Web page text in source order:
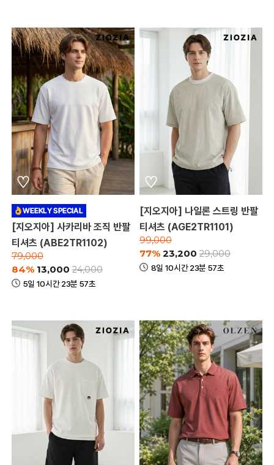
[지오지아] 사카리바 조직 반팔
티셔츠 (ABE2TR1102)
79,000
84% 13,000 24,000
5일 10시간 23분 57초
[지오지아] 나일론 스트링 반팔
티셔츠 (AGE2TR1101)
99,000
77% 23,200 29,000
8일 10시간 23분 57초